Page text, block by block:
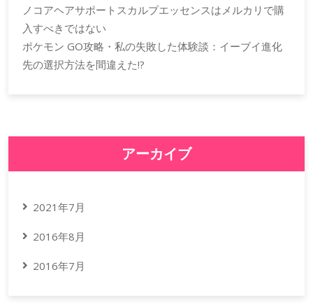
ノコアヘアサポートスカルプエッセンスはメルカリで購
入すべきではない
ポケモン GO攻略・私の失敗した体験談：イーブイ進化
先の選択方法を間違えた!?
アーカイブ
2021年7月
2016年8月
2016年7月